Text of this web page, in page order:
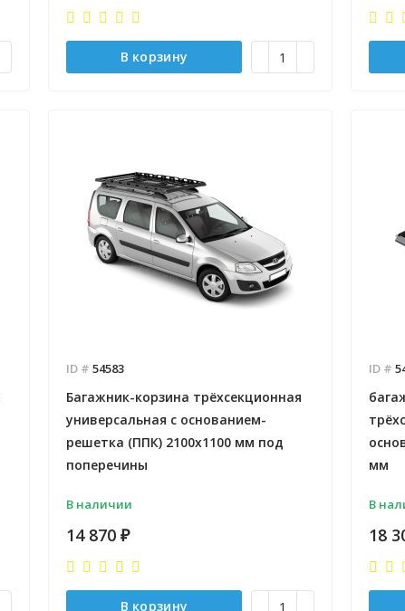
Отправлено - 2026-08-
Количество заказов 11
В корзину
ID # 54583
Багажник-корзина трёхсекционная
универсальная с основанием-
решетка (ППК) 2100х1100 мм под
поперечины
В наличии
14 870 ₽
В корзину
ID #
мм
В
18